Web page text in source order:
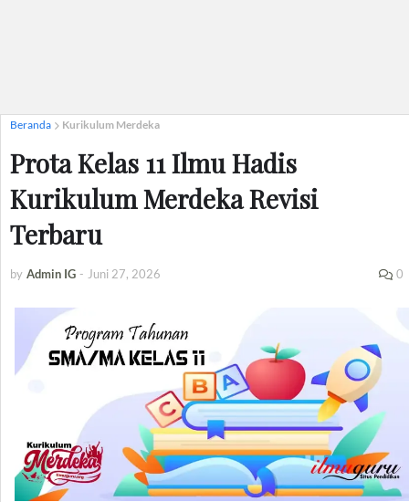
Beranda Kurikulum Merdeka
Prota Kelas 11 Ilmu Hadis
Kurikulum Merdeka Revisi
Terbaru
by Admin IG - Juni 27, 2026 0